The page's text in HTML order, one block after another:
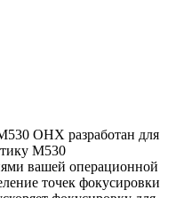
OHX разработан для
M530
вашей операционной
точек фокусировки